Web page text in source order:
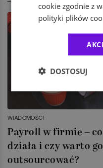
WIADOMOŚCI
Payroll w firmie –
działa i czy warto go
outsourcować?
cookie zgodnie z
polityki plików
DOSTOSUJ